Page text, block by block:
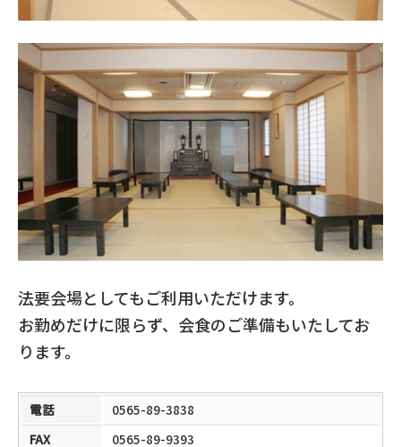
法要会場としてもご利用いただけます。
お勤めだけに限らず、会食のご準備もいたしてお
ります。
電話
0565-89-3838
FAX
0565-89-9393